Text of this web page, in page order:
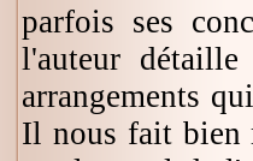
parfois ses
l'auteur
arrangements
Il nous fait bien